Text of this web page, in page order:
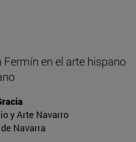
Fermín en el arte hispano
y Arte Navarro
Navarra